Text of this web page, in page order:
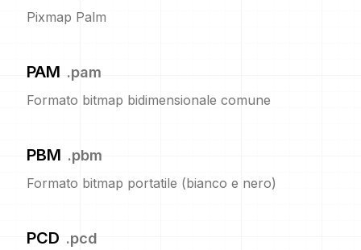
Pixmap Palm
PAM .pam
Formato bitmap bidimensionale comune
PBM .pbm
Formato bitmap portatile (bianco e nero)
PCD .pcd